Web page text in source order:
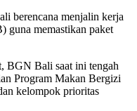
berencana menjalin kerja
guna memastikan paket
BGN Bali saat ini tengah
Program Makan Bergizi
kelompok prioritas